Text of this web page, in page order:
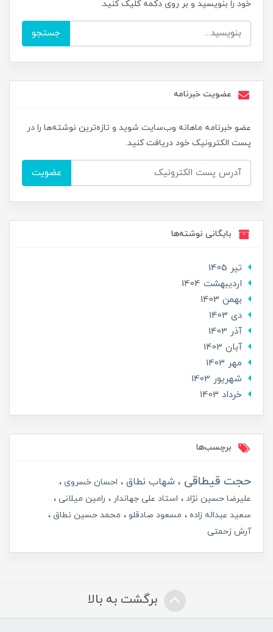
خود را بنویسید و بر روی دکمه کلیک کنید.
جستجو
عضویت خبرنامه
عضو خبرنامه ماهانه وب‌سایت شوید و تازه‌ترین نوشته‌ها را در
پست الکترونیک خود دریافت کنید.
عضویت
بایگانی نوشته‌ها
تير 1405
ارديبهشت 1404
بهمن 1403
دی 1403
آذر 1403
آبان 1403
مهر 1403
شهریور 1403
خرداد 1403
برچسب‌ها
حجت قیطاقی شهاب نطاق
احسان خسروی
علیرضا حسین نژاد
استاد علی جهاندار
رامین میلانی
سعید عبداله زاده
مسعود صادقلو
محمد حسین نطاق
آرش زحمتی
برگشت به بالا